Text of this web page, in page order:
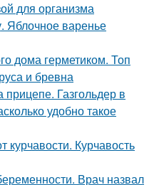
для организма
Яблочное варенье
дома герметиком. Топ
и бревна
Газгольдер в
удобно такое
курчавости. Курчавость
Врач назвал